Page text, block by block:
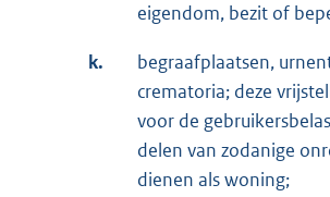
eigendom, bezit of
k.
begraafplaatsen,
crematoria; deze
voor de
delen van zodanige
dienen als woning;